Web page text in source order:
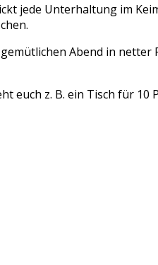
jede Unterhaltung im
Abend in netter
euch z. B. ein Tisch für